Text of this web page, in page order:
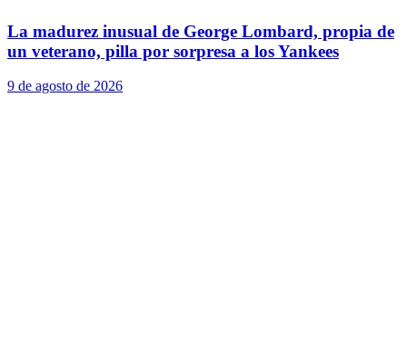
La madurez inusual de George Lombard, propia de
un veterano, pilla por sorpresa a los Yankees
9 de agosto de 2026